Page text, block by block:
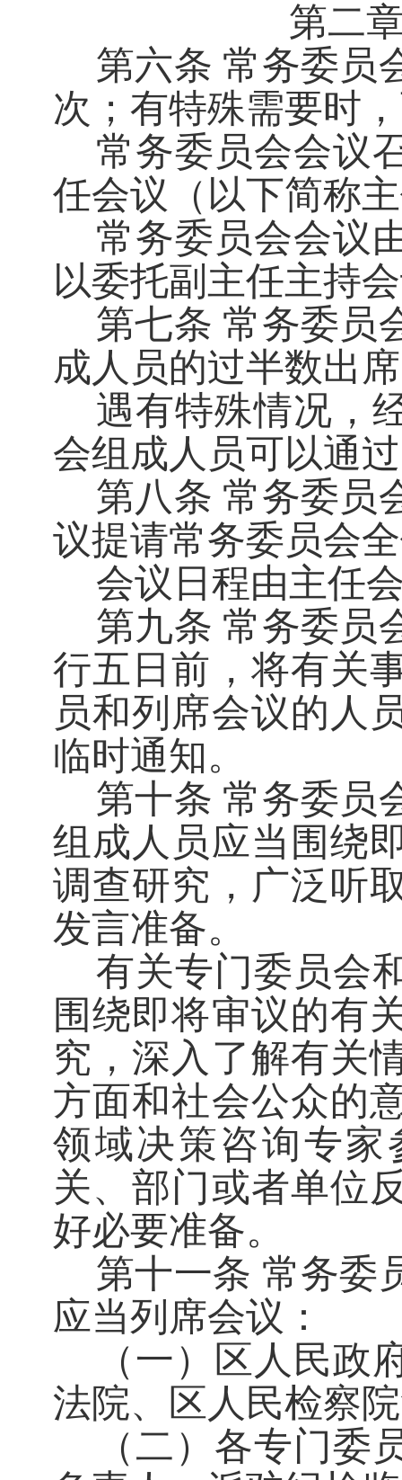
第二
第六条 常务委员
次 ； 有特殊需要时
常务委员会会议
任会议（以下简称
常务委员会会议
以委托副主任主持
第七条 常务委员
成人员的过半数出
遇有特殊情况，
会组成人员可以通
第八条 常务委员
议提请常务委员会
会议日程由主任
第九条 常务委员
行五日前，将有关
员和列席会议的人
临时通知。
第十条 常务委员
组成人员应当围绕
调查研究，广泛听
发言准备。
有关专门委员会
围绕即将审议的有
究，深入了解有关
方面和社会公众的
领域决策咨询专
关、部门或者单位
好必要准备。
第十一条 常务委
应当列席会议：
（一）区人民政
法院、区人民检察
（二）各专门委